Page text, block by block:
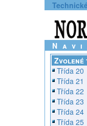
Třída 20
Třída 21
Třída 22
Třída 23
Třída 24
Třída 25